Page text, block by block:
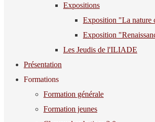
Expositions
Exposition "La nature
Exposition
Les Jeudis de l'ILIADE
Présentation
Formations
Formation générale
Formation jeunes